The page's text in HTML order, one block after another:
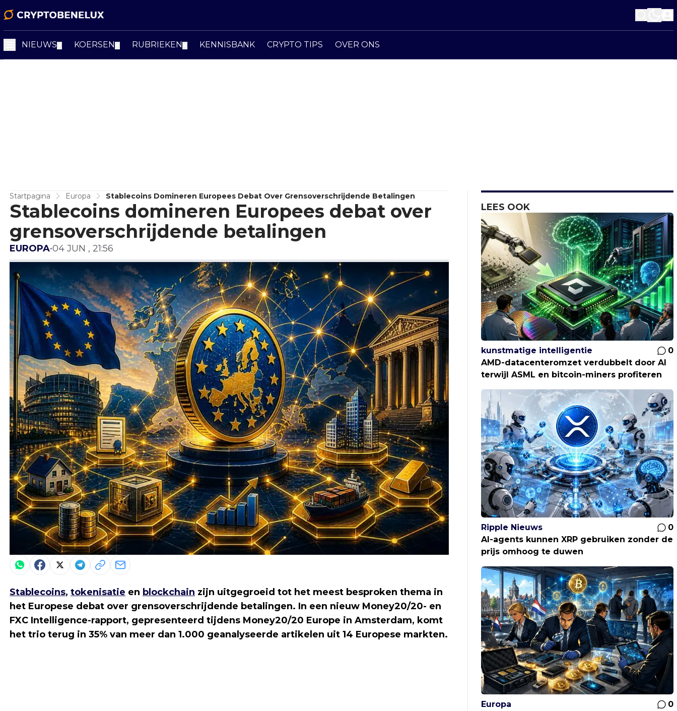
NIEUWS KOERSEN RUBRIEKEN KENNISBANK CRYPTO TIPS OVER ONS
Startpagina Europa Stablecoins Domineren Europees Debat Over Grensoverschrijdende Betalingen
Stablecoins domineren Europees debat over
grensoverschrijdende betalingen
EUROPA•04 JUN , 21:56
Stablecoins, tokenisatie en blockchain zijn uitgegroeid tot het meest besproken thema in
het Europese debat over grensoverschrijdende betalingen. In een nieuw Money20/20- en
FXC Intelligence-rapport, gepresenteerd tijdens Money20/20 Europe in Amsterdam, komt
het trio terug in 35% van meer dan 1.000 geanalyseerde artikelen uit 14 Europese markten.
LEES OOK
kunstmatige intelligentie
0
AMD-datacenteromzet verdubbelt door AI
terwijl ASML en bitcoin-miners profiteren
Ripple Nieuws
0
AI-agents kunnen XRP gebruiken zonder de
prijs omhoog te duwen
Europa
0